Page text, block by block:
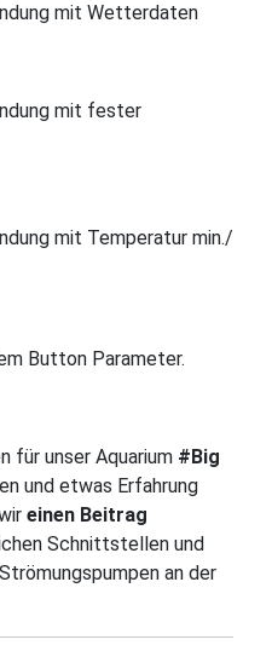
mit Wetterdaten
mit fester
mit Temperatur min./
Button Parameter.
für unser Aquarium #Big
und etwas Erfahrung
einen Beitrag
Schnittstellen und
an der